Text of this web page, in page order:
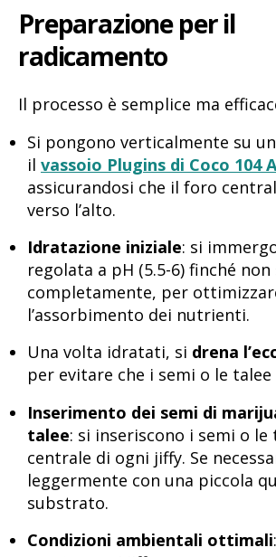
Preparazione per il
radicamento
Il processo è semplice ma
Si pongono verticalmente su
il vassoio Plugins di Coco 104
assicurandosi che il foro
verso l’alto.
Idratazione iniziale: si
regolata a pH (5.5-6) finché
completamente, per
l’assorbimento dei nutrienti.
Una volta idratati, si drena
per evitare che i semi o le talee
Inserimento dei semi di
talee: si inseriscono i semi o
centrale di ogni jiffy. Se
leggermente con una piccola
substrato.
Condizioni ambientali ottimali